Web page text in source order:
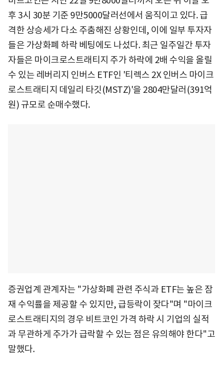
후 3시 30분 기준 9만5000달러선에서 움직이고 있다. 급
격한 상승세가 다소 주춤해진 상황인데, 이에 일부 투자자
들은 가상화폐 하락 베팅에도 나섰다. 최근 일주일간 투자
자들은 마이크로스트래티지 주가 하락에 2배 수익을 올릴
수 있는 레버리지 인버스 ETF인 '티렉스 2X 인버스 마이크
로스트래티지 데일리 타깃(MSTZ)'을 2804만달러(391억
원) 규모로 순매수했다.
증권업계 관계자는 "가상화폐 관련 주식과 ETF는 높은 잠
재 수익률을 제공할 수 있지만, 급등락이 잦다"며 "마이크
로스트래티지의 경우 비트코인 가격 하락 시 기업의 실적
과 무관하게 주가가 급락할 수 있는 점은 유의해야 한다"고
말했다.